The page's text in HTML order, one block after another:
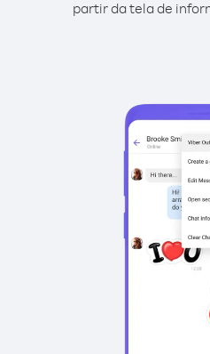
partir da tela de